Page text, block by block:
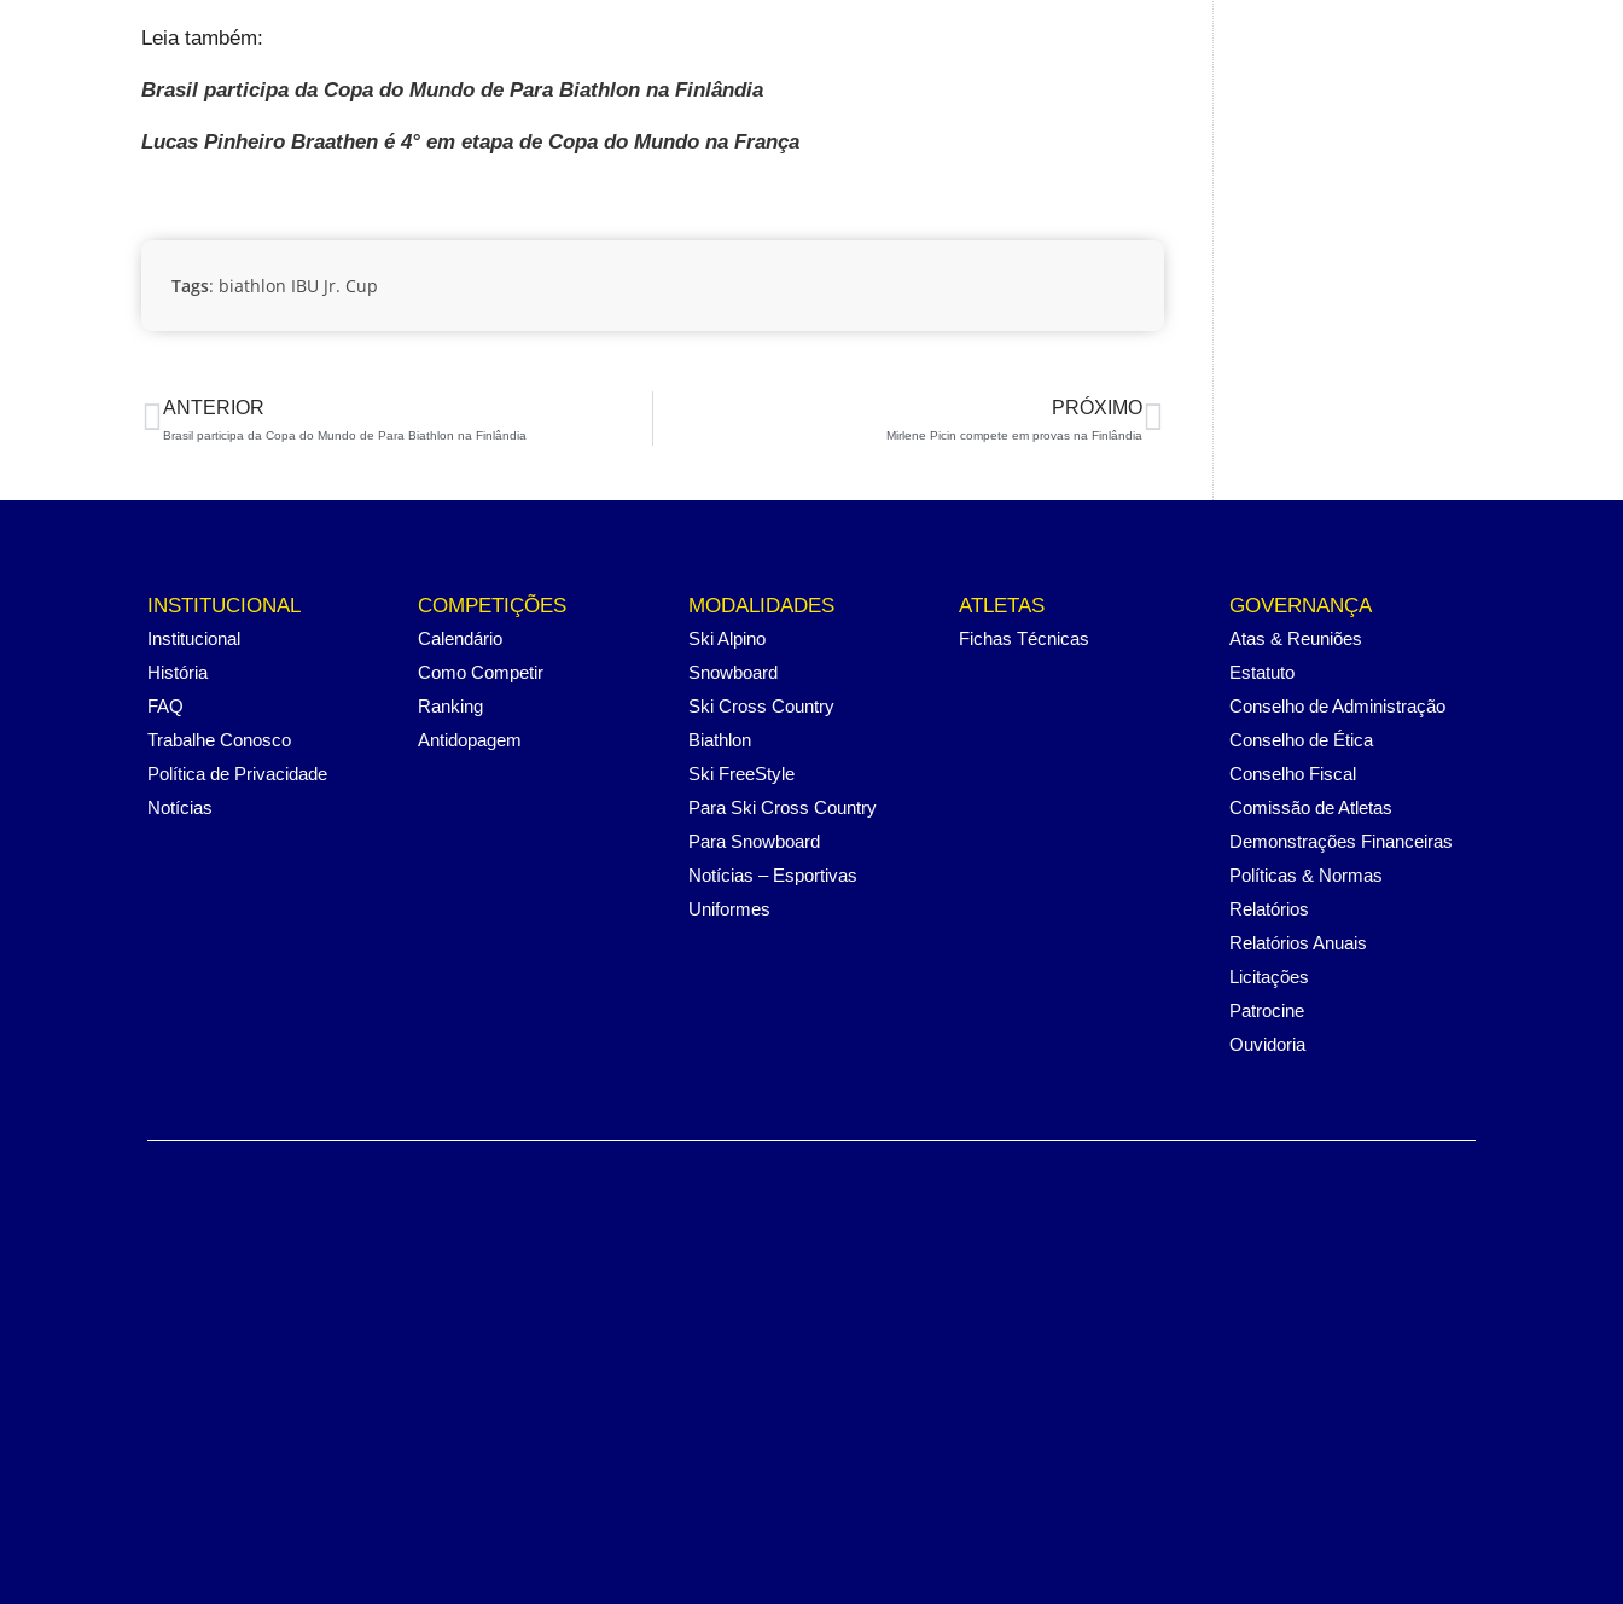
Leia também:
Brasil participa da Copa do Mundo de Para Biathlon na Finlândia
Lucas Pinheiro Braathen é 4° em etapa de Copa do Mundo na França
Tags: biathlon IBU Jr. Cup
ANTERIOR
Brasil participa da Copa do Mundo de Para Biathlon na Finlândia
PRÓXIMO
Mirlene Picin compete em provas na Finlândia
INSTITUCIONAL
Institucional
História
FAQ
Trabalhe Conosco
Política de Privacidade
Notícias
COMPETIÇÕES
Calendário
Como Competir
Ranking
Antidopagem
MODALIDADES
Ski Alpino
Snowboard
Ski Cross Country
Biathlon
Ski FreeStyle
Para Ski Cross Country
Para Snowboard
Notícias – Esportivas
Uniformes
ATLETAS
Fichas Técnicas
GOVERNANÇA
Atas & Reuniões
Estatuto
Conselho de Administração
Conselho de Ética
Conselho Fiscal
Comissão de Atletas
Demonstrações Financeiras
Políticas & Normas
Relatórios
Relatórios Anuais
Licitações
Patrocine
Ouvidoria